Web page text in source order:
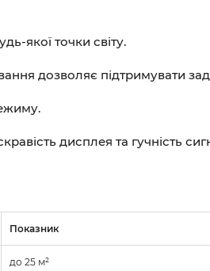
якої точки світу.
дозволяє підтримувати
дисплея та гучність
Показник
до 25 м²